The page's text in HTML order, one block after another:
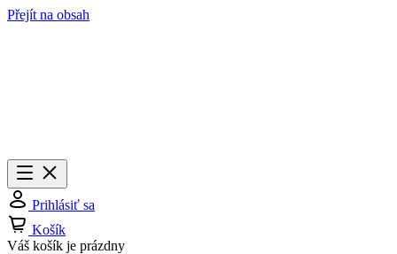
Přejít na obsah
Menu
Zavrieť
Prihlásiť sa
Košík
Váš košík je prázdny